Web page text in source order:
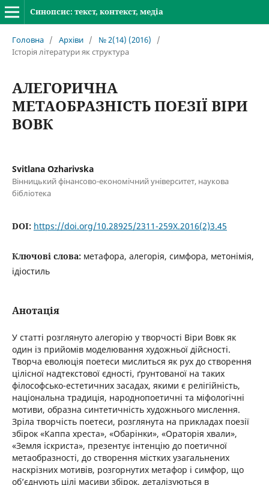
Синопсис: текст, контекст, медіа
Головна / Архіви / № 2(14) (2016)
/
Історія літератури як структура
АЛЕГОРИЧНА
МЕТАОБРАЗНІСТЬ ПОЕЗІЇ ВІРИ
ВОВК
Svitlana Ozharivska
Вінницький фінансово-економічний університет, наукова
бібліотека
DOI: https://doi.org/10.28925/2311-259X.2016(2)3.45
Ключові слова: метафора, алегорія, симфора, метонімія,
ідіостиль
Анотація
У статті розглянуто алегорію у творчості Віри Вовк як
один із прийомів моделювання художньої дійсності.
Творча еволюція поетеси мислиться як рух до створення
цілісної надтекстової єдності, ґрунтованої на таких
філософсько-естетичних засадах, якими є релігійність,
національна традиція, народнопоетичні та міфологічні
мотиви, образна синтетичність художнього мислення.
Зріла творчість поетеси, розглянута на прикладах поезії
збірок «Каппа хреста», «Обарінки», «Ораторія хвали»,
«Земля іскриста», презентує інтенцію до поетичної
метаобразності, до створення містких узагальнених
наскрізних мотивів, розгорнутих метафор і симфор, що
об’єднують цілі масиви збірок, деталізуються в